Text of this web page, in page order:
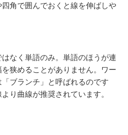
角で囲んでおくと線を伸ばしや
なく単語のみ。単語のほうが連
狭めることがありません。ワー
ブランチ」と呼ばれるのです
り曲線が推奨されています。